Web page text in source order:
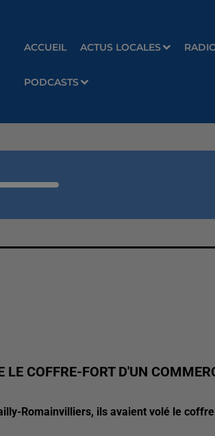
ACCUEIL ACTUS LOCALES
PODCASTS
LE COFFRE-FORT D'UN
Romainvilliers, ils avaient volé le